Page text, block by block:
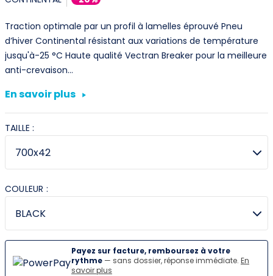
Traction optimale par un profil à lamelles éprouvé Pneu
d’hiver Continental résistant aux variations de température
jusqu'à-25 °C Haute qualité Vectran Breaker pour la meilleure
anti-crevaison…
En savoir plus
TAILLE :
COULEUR :
Payez sur facture, remboursez à votre
rythme — sans dossier, réponse immédiate. En
savoir plus